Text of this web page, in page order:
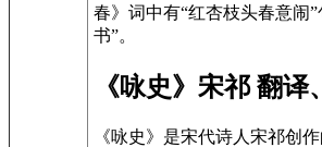
春》词中有“红杏枝头春意闹
书”。
《咏史》宋祁 翻
《咏史》是宋代诗人宋祁创